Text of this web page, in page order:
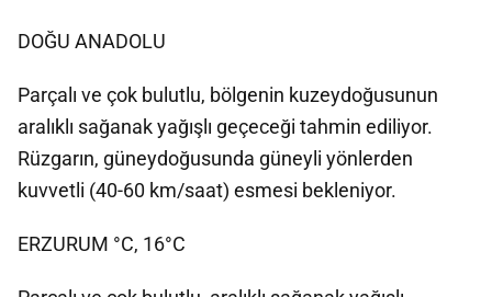
DOĞU ANADOLU
Parçalı ve çok bulutlu, bölgenin kuzeydoğusunun
aralıklı sağanak yağışlı geçeceği tahmin ediliyor.
Rüzgarın, güneydoğusunda güneyli yönlerden
kuvvetli (40-60 km/saat) esmesi bekleniyor.
ERZURUM °C, 16°C